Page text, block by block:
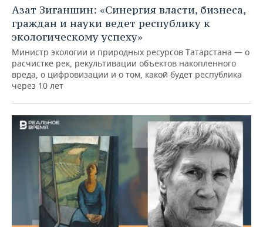
Азат Зиганшин: «Синергия власти, бизнеса,
граждан и науки ведет республику к
экологическому успеху»
Министр экологии и природных ресурсов Татарстана — о
расчистке рек, рекультивации объектов накопленного
вреда, о цифровизации и о том, какой будет республика
через 10 лет